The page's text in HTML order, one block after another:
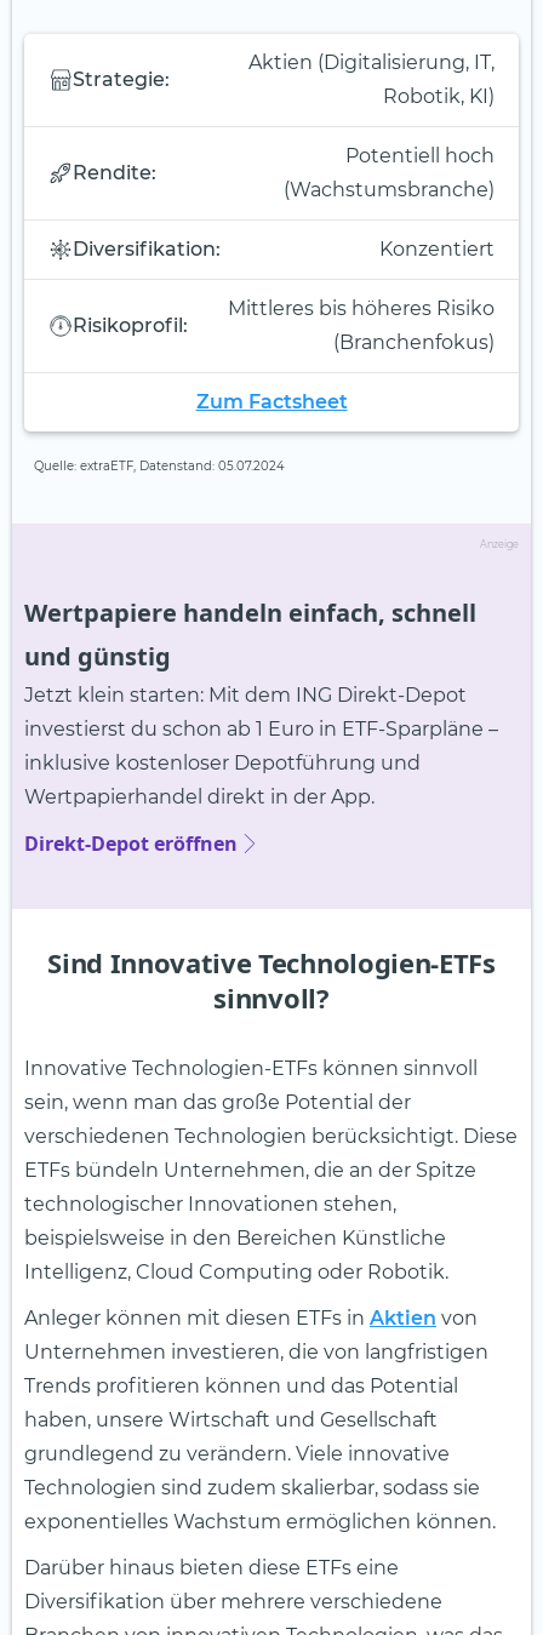
Strategie:
Aktien (Digitalisierung, IT,
Robotik, KI)
Rendite:
Potentiell hoch
(Wachstumsbranche)
Diversifikation: Konzentiert
Risikoprofil:
Mittleres bis höheres Risiko
(Branchenfokus)
Zum Factsheet
Quelle: extraETF, Datenstand: 05.07.2024
Anzeige
Wertpapiere handeln einfach, schnell
und günstig
Jetzt klein starten: Mit dem ING Direkt-Depot
investierst du schon ab 1 Euro in ETF-Sparpläne –
inklusive kostenloser Depotführung und
Wertpapierhandel direkt in der App.
Direkt-Depot eröffnen
Sind Innovative Technologien-ETFs
sinnvoll?
Innovative Technologien-ETFs können sinnvoll
sein, wenn man das große Potential der
verschiedenen Technologien berücksichtigt. Diese
ETFs bündeln Unternehmen, die an der Spitze
technologischer Innovationen stehen,
beispielsweise in den Bereichen Künstliche
Intelligenz, Cloud Computing oder Robotik.
Anleger können mit diesen ETFs in Aktien von
Unternehmen investieren, die von langfristigen
Trends profitieren können und das Potential
haben, unsere Wirtschaft und Gesellschaft
grundlegend zu verändern. Viele innovative
Technologien sind zudem skalierbar, sodass sie
exponentielles Wachstum ermöglichen können.
Darüber hinaus bieten diese ETFs eine
Diversifikation über mehrere verschiedene